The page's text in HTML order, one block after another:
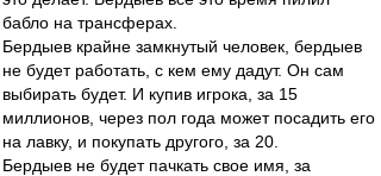
бабло на трансферах.
Бердыев крайне замкнутый человек, бердыев
не будет работать, с кем ему дадут. Он сам
выбирать будет. И купив игрока, за 15
миллионов, через пол года может посадить его
на лавку, и покупать другого, за 20.
Бердыев не будет пачкать свое имя, за